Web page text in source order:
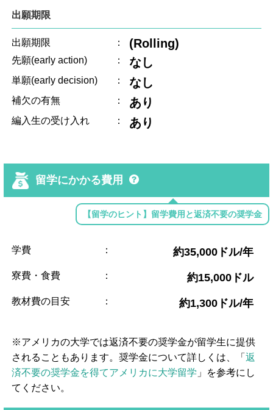
出願期限
出願期限 ： (Rolling)
先願(early action) ： なし
単願(early decision) ： なし
補欠の有無 ： あり
編入生の受け入れ ： あり
留学にかかる費用
【留学のヒント】留学費用と返済不要の奨学金
学費 ： 約35,000ドル/年
寮費・食費 ： 約15,000ドル
教材費の目安 ： 約1,300ドル/年
※アメリカの大学では返済不要の奨学金が留学生に提供
されることもあります。奨学金について詳しくは、「返
済不要の奨学金を得てアメリカに大学留学 」を参考にし
てください。